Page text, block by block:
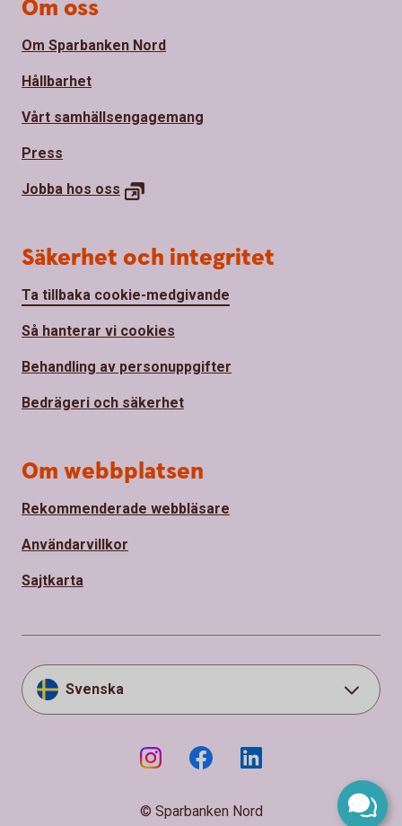
Om oss
Om Sparbanken Nord
Hållbarhet
Vårt samhällsengagemang
Press
Jobba hos oss
Säkerhet och integritet
Ta tillbaka cookie-medgivande
Så hanterar vi cookies
Behandling av personuppgifter
Bedrägeri och säkerhet
Om webbplatsen
Rekommenderade webbläsare
Användarvillkor
Sajtkarta
Svenska
© Sparbanken Nord